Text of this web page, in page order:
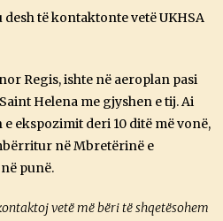
desh të kontaktonte vetë UKHSA
Regis, ishte në aeroplan pasi
Helena me gjyshen e tij. Ai
ekspozimit deri 10 ditë më vonë,
në Mbretërinë e
punë.
vetë më bëri të shqetësohem